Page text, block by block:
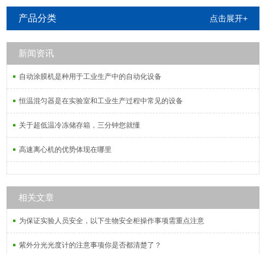
产品分类 点击展开+
新闻资讯
自动涂膜机是种用于工业生产中的自动化设备
恒温混匀器是在实验室和工业生产过程中常见的设备
关于超低温冷冻储存箱，三分钟您就懂
高速离心机的优势体现在哪里
相关文章
为保证实验人员安全，以下生物安全柜操作事项需重点注意
紫外分光光度计的注意事项你是否都清楚了？